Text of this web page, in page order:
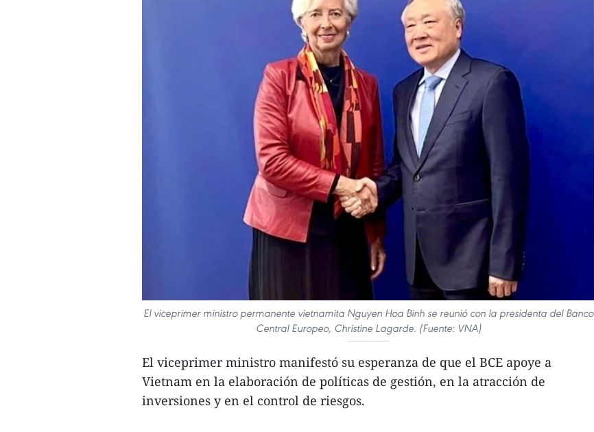
El viceprimer ministro permanente vietnamita Nguyen Hoa Binh se reunió con la presidenta del Banco
Central Europeo, Christine Lagarde. (Fuente: VNA)
El viceprimer ministro manifestó su esperanza de que el BCE apoye a
Vietnam en la elaboración de políticas de gestión, en la atracción de
inversiones y en el control de riesgos.